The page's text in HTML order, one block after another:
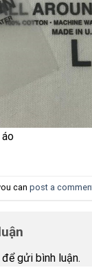
can post a
để gửi bình luận.